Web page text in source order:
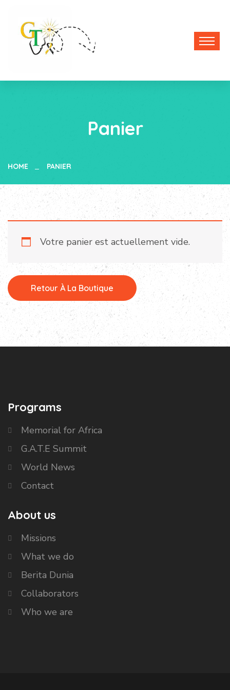
Panier
HOME PANIER
Votre panier est actuellement vide.
Retour À La Boutique
Programs
Memorial for Africa
G.A.T.E Summit
World News
Contact
About us
Missions
What we do
Berita Dunia
Collaborators
Who we are